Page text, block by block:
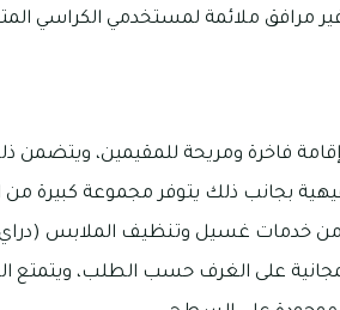
مرافق ملائمة لمستخدمي الكراسي
فاخرة ومريحة للمقيمين، ويتضمن
بجانب ذلك يتوفر مجموعة كبيرة من
من خدمات غسيل وتنظيف الملابس
على الغرف حسب الطلب، ويتمتع